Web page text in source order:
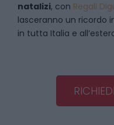
natalizi, con Regali
lasceranno un ricordo
in tutta Italia e